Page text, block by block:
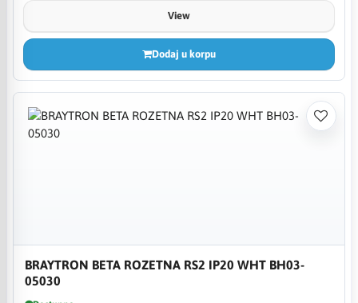
View
Dodaj u korpu
BRAYTRON BETA ROZETNA RS2 IP20 WHT BH03-
05030